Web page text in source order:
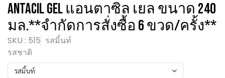
ANTACIL GEL แอนตาซิล เยล ขนาด 240
มล.**จำกัดการสั่งซื้อ 6 ขวด/ครั้ง**
SKU : 515 รสมิ้นท์
รสชาติ
รสมิ้นท์